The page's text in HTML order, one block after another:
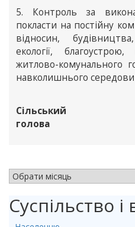
5. Контроль за
покласти на постійну
відносин,
екології, благоустрою,
житлово-комунального
навколишнього
Сільський
голова
Суспільство і